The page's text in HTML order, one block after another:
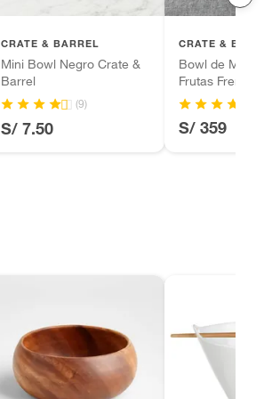
CRATE & BARREL
Mini Bowl Negro Crate &
Barrel
(9)
S/ 7.50
CRATE &
Bowl de
Frutas French
S/ 359